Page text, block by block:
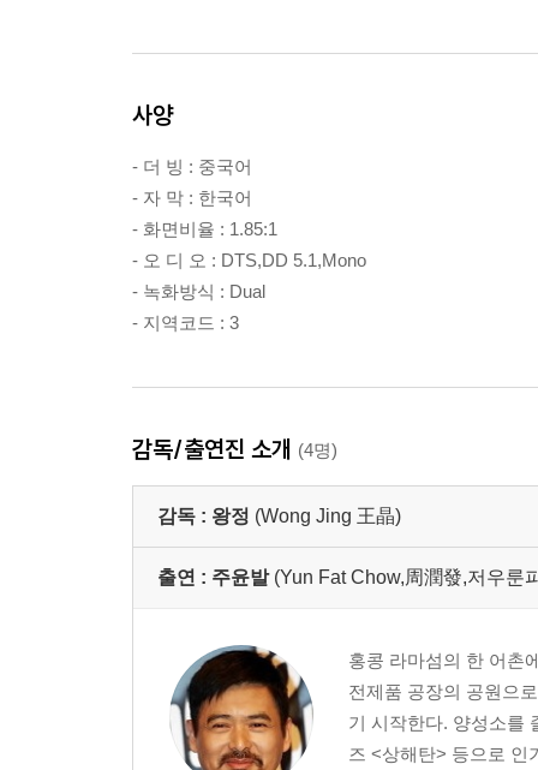
사양
- 더 빙 : 중국어
- 자 막 : 한국어
- 화면비율 : 1.85:1
- 오 디 오 : DTS,DD 5.1,Mono
- 녹화방식 : Dual
- 지역코드 : 3
감독/출연진 소개 (4명)
감독 : 왕정 (Wong Jing 王晶)
출연 : 주윤발 (Yun Fat Chow,周潤發,저우룬
홍콩 라마섬의 한 어촌
전제품 공장의 공원으
기 시작한다. 양성소를
즈 <상해탄> 등으로 인